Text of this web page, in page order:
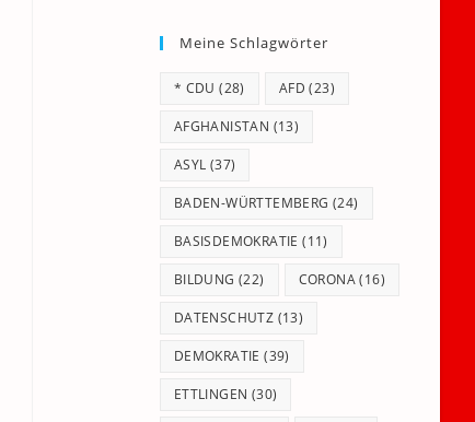
Meine Schlagwörter
* CDU (28) AFD (23)
AFGHANISTAN (13)
ASYL (37)
BADEN-WÜRTTEMBERG (24)
BASISDEMOKRATIE (11)
BILDUNG (22) CORONA(16)
DATENSCHUTZ (13)
DEMOKRATIE (39)
ETTLINGEN (30)